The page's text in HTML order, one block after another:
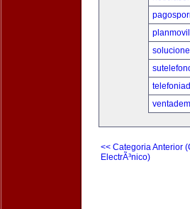
<< Categoria Anterior
ElectrÃ³nico)